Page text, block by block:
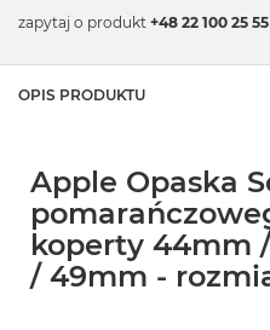
zapytaj o produkt +48 22 100 25 55
OPIS PRODUKTU
Apple Opaska
koperty 44mm
/ 49mm -